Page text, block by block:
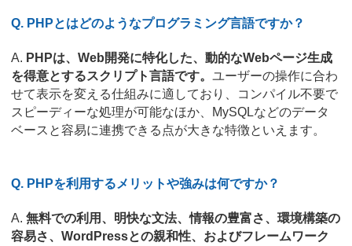
Q. PHPとはどのようなプログラミング言語ですか？
A. PHPは、Web開発に特化した、動的なWebページ生成
を得意とするスクリプト言語です。 ユーザーの操作に合わ
せて表示を変える仕組みに適しており、コンパイル不要で
スピーディーな処理が可能なほか、MySQLなどのデータ
ベースと容易に連携できる点が大きな特徴といえます。
Q. PHPを利用するメリットや強みは何ですか？
A. 無料での利用、明快な文法、情報の豊富さ、環境構築の
容易さ、WordPressとの親和性、およびフレームワーク